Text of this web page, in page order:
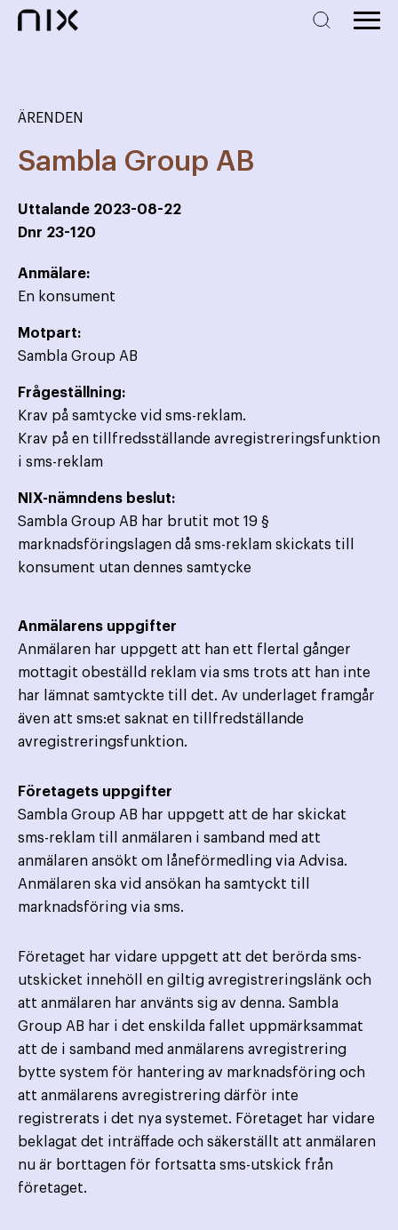
ÄRENDEN
Sambla Group AB
Uttalande 2023-08-22
Dnr 23-120
Anmälare:
En konsument
Motpart:
Sambla Group AB
Frågeställning:
Krav på samtycke vid sms-reklam.
Krav på en tillfredsställande avregistreringsfunktion
i sms-reklam
NIX-nämndens beslut:
Sambla Group AB har brutit mot 19 §
marknadsföringslagen då sms-reklam skickats till
konsument utan dennes samtycke
Anmälarens uppgifter
Anmälaren har uppgett att han ett flertal gånger
mottagit obeställd reklam via sms trots att han inte
har lämnat samtyckte till det. Av underlaget framgår
även att sms:et saknat en tillfredställande
avregistreringsfunktion.
Företagets uppgifter
Sambla Group AB har uppgett att de har skickat
sms-reklam till anmälaren i samband med att
anmälaren ansökt om låneförmedling via Advisa.
Anmälaren ska vid ansökan ha samtyckt till
marknadsföring via sms.
Företaget har vidare uppgett att det berörda sms-
utskicket innehöll en giltig avregistreringslänk och
att anmälaren har använts sig av denna. Sambla
Group AB har i det enskilda fallet uppmärksammat
att de i samband med anmälarens avregistrering
bytte system för hantering av marknadsföring och
att anmälarens avregistrering därför inte
registrerats i det nya systemet. Företaget har vidare
beklagat det inträffade och säkerställt att anmälaren
nu är borttagen för fortsatta sms-utskick från
företaget.